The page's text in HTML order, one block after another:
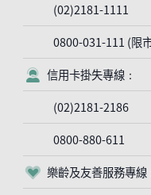
(02)2181-1111
0800-031-111 (限
客服符號
信用卡掛失專線：
(02)2181-2186
0800-880-611
客服符號
樂齡及友善服務專線